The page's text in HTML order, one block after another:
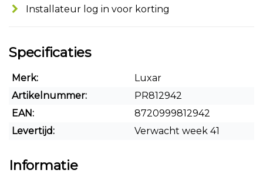
Installateur log in voor korting
Specificaties
Merk:
Luxar
Artikelnummer:
PR812942
EAN:
8720999812942
Levertijd:
Verwacht week 41
Informatie